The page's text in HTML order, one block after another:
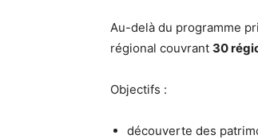
Au-delà du programme
régional couvrant 30
Objectifs :
découverte des